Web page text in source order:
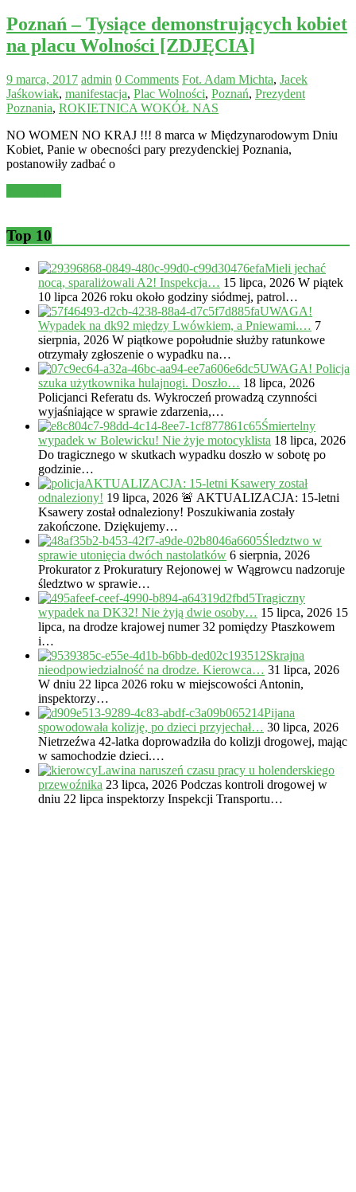
Poznań – Tysiące demonstrujących kobiet
na placu Wolności [ZDJĘCIA]
9 marca, 2017 admin 0 Comments Fot. Adam Michta, Jacek
Jaśkowiak, manifestacja, Plac Wolności, Poznań, Prezydent
Poznania, ROKIETNICA WOKÓŁ NAS
NO WOMEN NO KRAJ !!! 8 marca w Międzynarodowym Dniu
Kobiet, Panie w obecności pary prezydenckiej Poznania,
postanowiły zadbać o
Top 10
Mieli jechać
nocą, sparaliżowali A2! Inspekcja… 15 lipca, 2026 W piątek
10 lipca 2026 roku około godziny siódmej, patrol…
UWAGA!
Wypadek na dk92 między Lwówkiem, a Pniewami.… 7
sierpnia, 2026 W piątkowe popołudnie służby ratunkowe
otrzymały zgłoszenie o wypadku na…
UWAGA! Policja
szuka użytkownika hulajnogi. Doszło… 18 lipca, 2026
Policjanci Referatu ds. Wykroczeń prowadzą czynności
wyjaśniające w sprawie zdarzenia,…
Śmiertelny
wypadek w Bolewicku! Nie żyje motocyklista 18 lipca, 2026
Do tragicznego w skutkach wypadku doszło w sobotę po
godzinie…
AKTUALIZACJA: 15-letni Ksawery został
odnaleziony! 19 lipca, 2026 🚨 AKTUALIZACJA: 15-letni
Ksawery został odnaleziony! Poszukiwania zostały
zakończone. Dziękujemy…
Śledztwo w
sprawie utonięcia dwóch nastolatków 6 sierpnia, 2026
Prokurator z Prokuratury Rejonowej w Wągrowcu nadzoruje
śledztwo w sprawie…
Tragiczny
wypadek na DK32! Nie żyją dwie osoby… 15 lipca, 2026 15
lipca, na drodze krajowej numer 32 pomiędzy Ptaszkowem
i…
Skrajna
nieodpowiedzialność na drodze. Kierowca… 31 lipca, 2026
W dniu 22 lipca 2026 roku w miejscowości Antonin,
inspektorzy…
Pijana
spowodowała kolizję, po dzieci przyjechał… 30 lipca, 2026
Nietrzeźwa 42-latka doprowadziła do kolizji drogowej, mając
w samochodzie dzieci.…
Lawina naruszeń czasu pracy u holenderskiego
przewoźnika 23 lipca, 2026 Podczas kontroli drogowej w
dniu 22 lipca inspektorzy Inspekcji Transportu…